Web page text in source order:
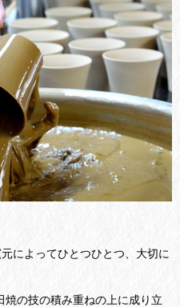
によってひとつひとつ、大切に
の技の積み重ねの上に成り立